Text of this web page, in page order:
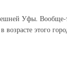
Уфы.
этого